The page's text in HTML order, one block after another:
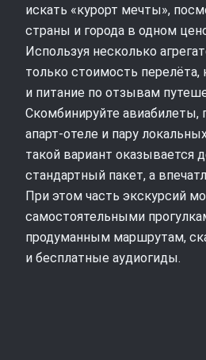
искать «курорт мечты»,
страны и города в одном
Используя несколько
только стоимость
и питание по отзывам
Скомбинируйте авиабилеты,
апарт‑отеле и пару
такой вариант оказывается
стандартный пакет, а
При этом часть экскурсий
самостоятельными
продуманным маршрутам,
и бесплатные аудиогиды.